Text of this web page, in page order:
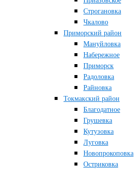
Строгановка
Чкалово
Приморский район
Мануйловка
Набережное
Приморск
Радоловка
Райновка
Токмакский район
Благодатное
Грушевка
Кутузовка
Луговка
Новопрокоповка
Остриковка